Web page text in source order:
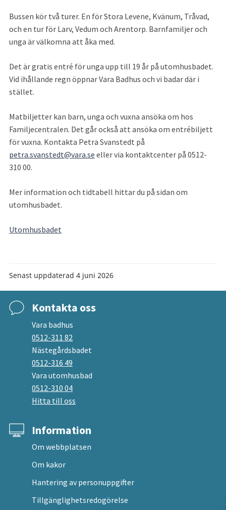
Bussen kör två turer. En för Stora Levene, Kvänum, Tråvad,
och en tur för Larv, Vedum och Arentorp. Barnfamiljer och
unga är välkomna att åka med.
Det är gratis entré för unga upp till 19 år på utomhusbadet.
Vid ihållande regn öppnar Vara Badhus och vi badar där i
stället.
Matbiljetter kan barn, unga och vuxna ansöka om hos
Familjecentralen. Det går också att ansöka om entrébiljett
petra.svanstedt@vara.se eller via kontaktcenter på 0512-
310 00.
Mer information och tidtabell hittar du på sidan om
utomhusbadet.
Utomhusbadet
Senast uppdaterad 4 juni 2026
Kontakta oss
Vara badhus
0512-311 82
Nästegårdsbadet
0512-316 49
Vara utomhusbad
0512-310 04
Hitta till oss
Information
Om webbplatsen
Om kakor
Hantering av personuppgifter
Tillgänglighetsredogörelse